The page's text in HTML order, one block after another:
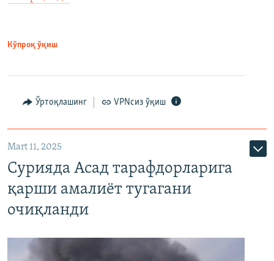
Кўпроқ ўқиш
Ўртоқлашинг VPNсиз ўқиш
Mart 11, 2025
Сурияда Асад тарафдорларига
қарши амалиёт тугагани
очиқланди